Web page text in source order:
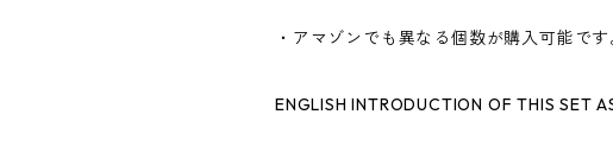
・アマゾンでも異なる個数が購入可能です
ENGLISH INTRODUCTION OF THIS SET